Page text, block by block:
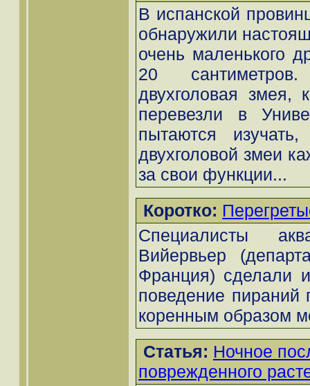
В испанской
обнаружили
очень маленького
20
двухголовая змея,
перевезли в
пытаются
двухголовой змеи
за свои функции...
Коротко:
Специалисты
Вийервьер
Франция) сделали
поведение пираний
коренным образом
Статья: Ночное
поврежденного